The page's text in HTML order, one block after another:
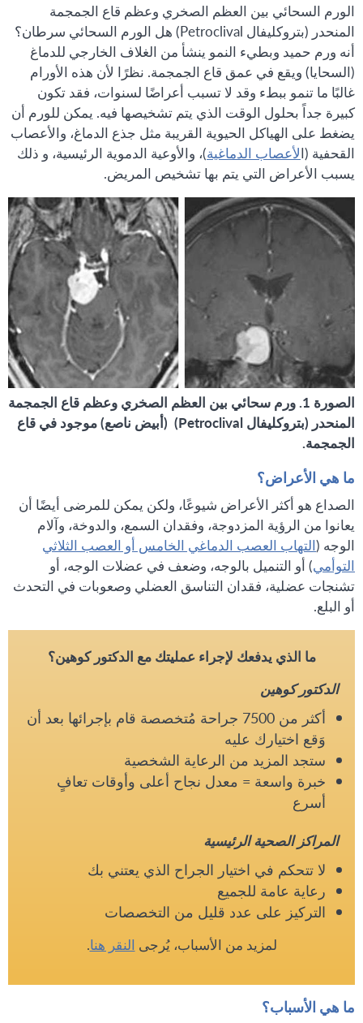
الورم السحائي بين العظم الصخري وعظم قاع الجمجمة
المنحدر (بتروكليفال Petroclival) هل الورم السحائي سرطان؟
أنه ورم حميد وبطيء النمو ينشأ من الغلاف الخارجي للدماغ
(السحايا) ويقع في عمق قاع الجمجمة. نظرًا لأن هذه الأورام
غالبًا ما تنمو ببطء وقد لا تسبب أعراضًا لسنوات، فقد تكون
كبيرة جداً بحلول الوقت الذي يتم تشخيصها فيه. يمكن للورم أن
يضغط على الهياكل الحيوية القريبة مثل جذع الدماغ، والأعصاب
القحفية (الأعصاب الدماغية)، والأوعية الدموية الرئيسية، و ذلك
يسبب الأعراض التي يتم بها تشخيص المريض.
الصورة 1. ورم سحائي بين العظم الصخري وعظم قاع الجمجمة
المنحدر (بتروكليفال Petroclival) (أبيض ناصع) موجود في قاع
الجمجمة.
ما هي الأعراض؟
الصداع هو أكثر الأعراض شيوعًا، ولكن يمكن للمرضى أيضًا أن
يعانوا من الرؤية المزدوجة، وفقدان السمع، والدوخة، وآلام
الوجه (التهاب العصب الدماغي الخامس أو العصب الثلاثي
التوأمي) أو التنميل بالوجه، وضعف في عضلات الوجه، أو
تشنجات عضلية، فقدان التناسق العضلي وصعوبات في التحدث
أو البلع.
ما الذي يدفعك لإجراء عمليتك مع الدكتور كوهين؟
الدكتور كوهين
أكثر من 7500 جراحة مُتخصصة قام بإجرائها بعد أن
وَقع اختيارك عليه
ستجد المزيد من الرعاية الشخصية
خبرة واسعة = معدل نجاح أعلى وأوقات تعافٍ
أسرع
المراكز الصحية الرئيسية
لا تتحكم في اختيار الجراح الذي يعتني بك
رعاية عامة للجميع
التركيز على عدد قليل من التخصصات
لمزيد من الأسباب، يُرجى النقر هنا.
ما هي الأسباب؟